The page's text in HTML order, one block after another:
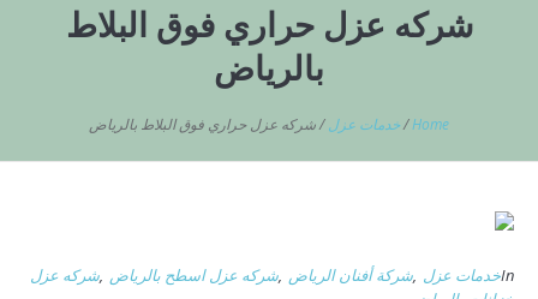
شركه عزل حراري فوق البلاط
بالرياض
Home
/خدمات عزل /شركه عزل حراري فوق البلاط بالرياض
Inخدمات عزل ,شركة أفنان الرياض ,شركه عزل اسطح بالرياض ,شركه عزل